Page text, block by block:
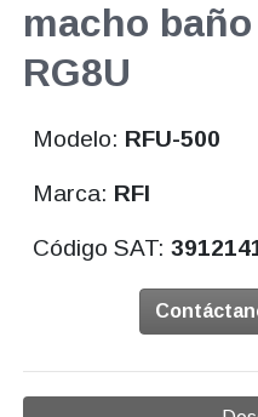
macho
RG8U
Modelo: RFU-500
Marca: RFI
Código SAT: